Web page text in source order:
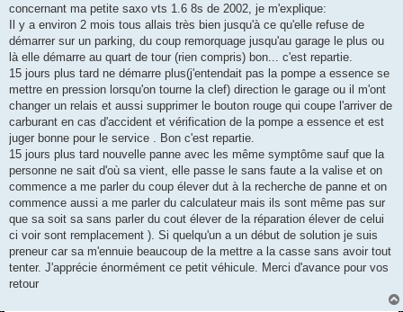
a
g
e
concernant ma petite saxo vts 1.6 8s de 2002, je m'explique:
Il y a environ 2 mois tous allais très bien jusqu'à ce qu'elle refuse de
démarrer sur un parking, du coup remorquage jusqu'au garage le plus ou
là elle démarre au quart de tour (rien compris) bon... c'est repartie.
15 jours plus tard ne démarre plus(j'entendait pas la pompe a essence se
mettre en pression lorsqu'on tourne la clef) direction le garage ou il m'ont
changer un relais et aussi supprimer le bouton rouge qui coupe l'arriver de
carburant en cas d'accident et vérification de la pompe a essence et est
juger bonne pour le service . Bon c'est repartie.
15 jours plus tard nouvelle panne avec les même symptôme sauf que la
personne ne sait d'où sa vient, elle passe le sans faute a la valise et on
commence a me parler du coup élever dut à la recherche de panne et on
commence aussi a me parler du calculateur mais ils sont même pas sur
que sa soit sa sans parler du cout élever de la réparation élever de celui
ci voir sont remplacement ). Si quelqu'un a un début de solution je suis
preneur car sa m'ennuie beaucoup de la mettre a la casse sans avoir tout
tenter. J'apprécie énormément ce petit véhicule. Merci d'avance pour vos
retour